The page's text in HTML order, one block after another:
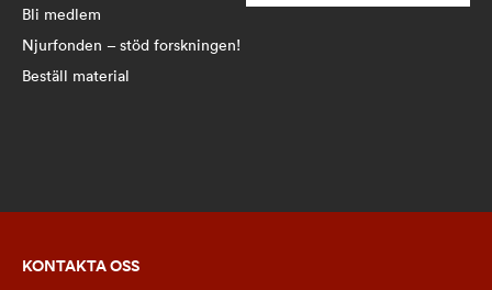
Bli medlem
Njurfonden – stöd forskningen!
Beställ material
efter:
KONTAKTA OSS